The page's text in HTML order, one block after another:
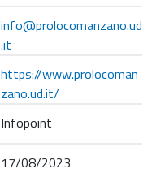
info@prolocomanzano.ud
.it
https://www.prolocoman
zano.ud.it/
Infopoint
17/08/2023